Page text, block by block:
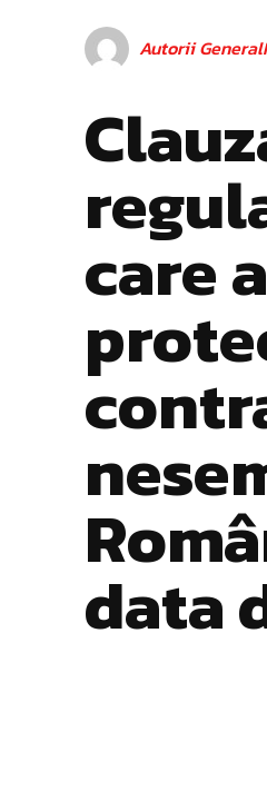
Autorii
care
data